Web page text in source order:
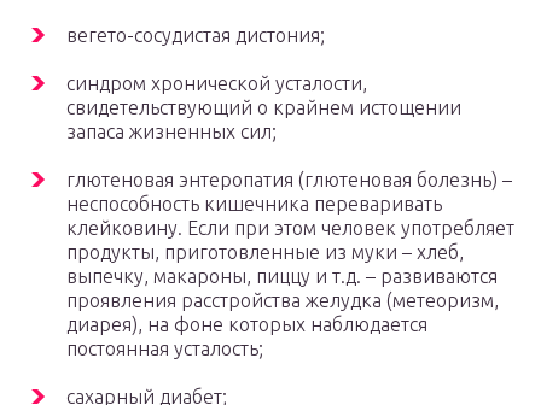
вегето-сосудистая дистония;
синдром хронической усталости,
свидетельствующий о крайнем истощении
запаса жизненных сил;
глютеновая энтеропатия (глютеновая болезнь) –
неспособность кишечника переваривать
клейковину. Если при этом человек употребляет
продукты, приготовленные из муки – хлеб,
выпечку, макароны, пиццу и т.д. – развиваются
проявления расстройства желудка (метеоризм,
диарея), на фоне которых наблюдается
постоянная усталость;
сахарный диабет;